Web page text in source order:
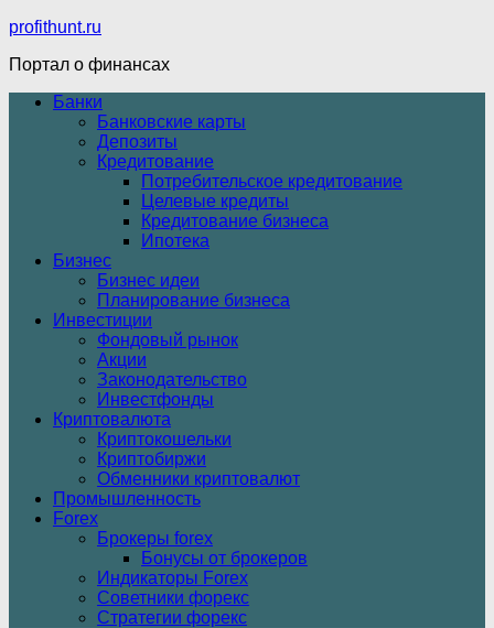
profithunt.ru
Портал о финансах
Банки
Банковские карты
Депозиты
Кредитование
Потребительское кредитование
Целевые кредиты
Кредитование бизнеса
Ипотека
Бизнес
Бизнес идеи
Планирование бизнеса
Инвестиции
Фондовый рынок
Акции
Законодательство
Инвестфонды
Криптовалюта
Криптокошельки
Криптобиржи
Обменники криптовалют
Промышленность
Forex
Брокеры forex
Бонусы от брокеров
Индикаторы Forex
Советники форекс
Стратегии форекс